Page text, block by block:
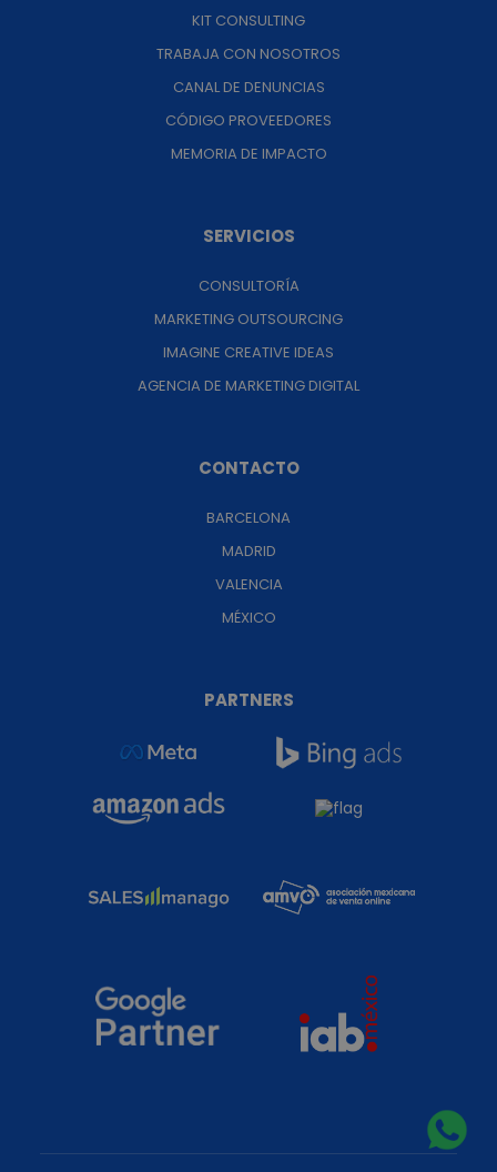
KIT CONSULTING
TRABAJA CON NOSOTROS
CANAL DE DENUNCIAS
CÓDIGO PROVEEDORES
MEMORIA DE IMPACTO
SERVICIOS
CONSULTORÍA
MARKETING OUTSOURCING
IMAGINE CREATIVE IDEAS
AGENCIA DE MARKETING DIGITAL
CONTACTO
BARCELONA
MADRID
VALENCIA
MÉXICO
PARTNERS